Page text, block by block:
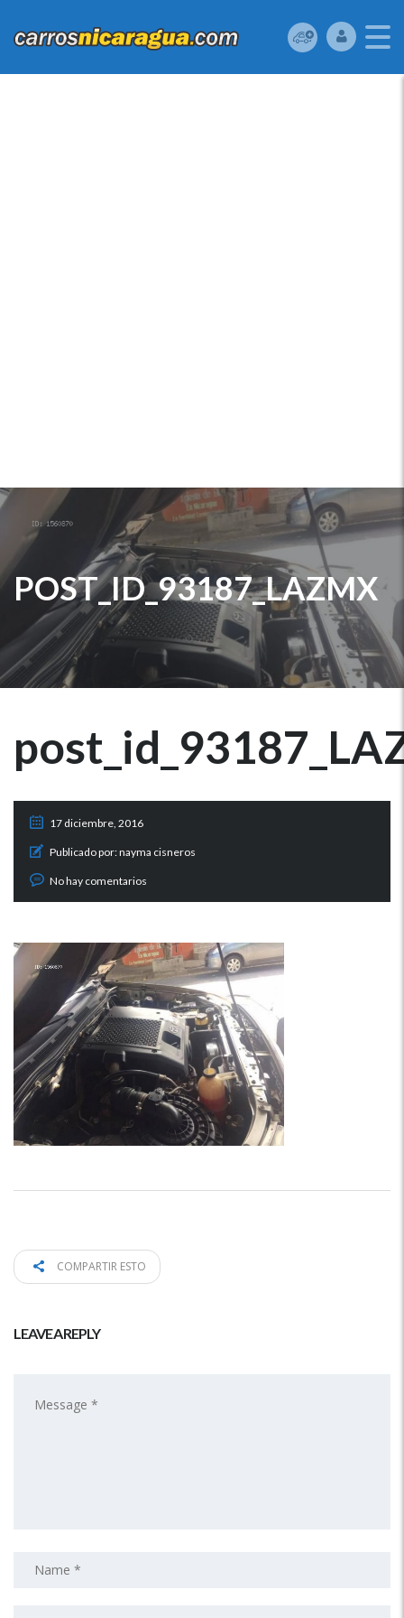
POST_ID_93187_LAZMX
17 diciembre, 2016
Publicado por:nayma cisneros
No hay comentarios
COMPARTIR ESTO
LEAVE A REPLY